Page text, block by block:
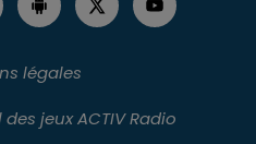
légales
jeux ACTIV Radio